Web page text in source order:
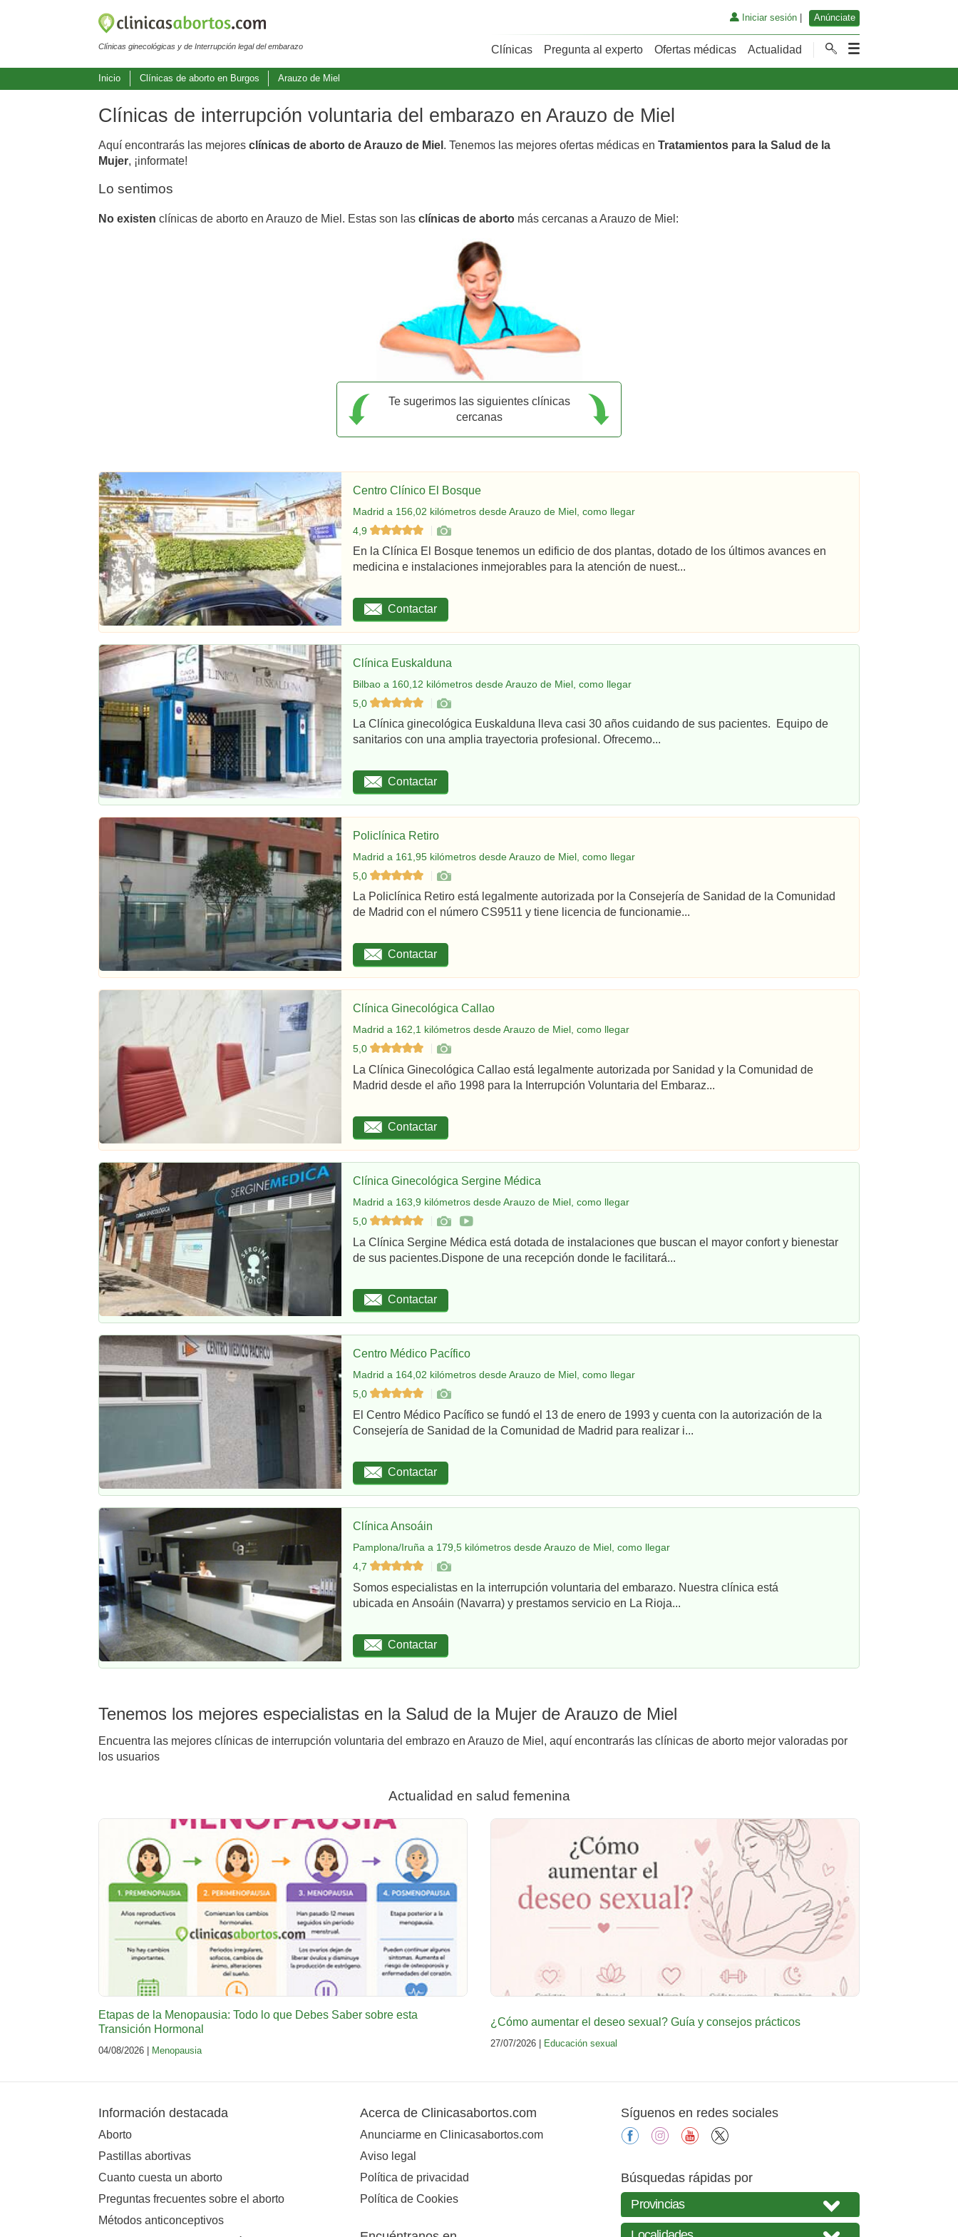
Clínicas ginecológicas y de Interrupción legal del embarazo
Iniciar sesión| Anúnciate
Clínicas Pregunta al experto Ofertas médicas Actualidad
Inicio Clínicas de aborto en Burgos Arauzo de Miel
Clínicas de interrupción voluntaria del embarazo en Arauzo de Miel
Aquí encontrarás las mejores clínicas de aborto de Arauzo de Miel . Tenemos las mejores ofertas médicas en Tratamientos para la Salud de la
Mujer, ¡informate!
Lo sentimos
No existen clínicas de aborto en Arauzo de Miel. Estas son las clínicas de aborto más cercanas a Arauzo de Miel:
Te sugerimos las siguientes clínicas
cercanas
Centro Clínico El Bosque
Madrid a 156,02 kilómetros desde Arauzo de Miel, como llegar
4,9
En la Clínica El Bosque tenemos un edificio de dos plantas, dotado de los últimos avances en
medicina e instalaciones inmejorables para la atención de nuest...
Contactar
Clínica Euskalduna
Bilbao a 160,12 kilómetros desde Arauzo de Miel, como llegar
5,0
La Clínica ginecológica Euskalduna lleva casi 30 años cuidando de sus pacientes. Equipo de
sanitarios con una amplia trayectoria profesional. Ofrecemo...
Contactar
Policlínica Retiro
Madrid a 161,95 kilómetros desde Arauzo de Miel, como llegar
5,0
La Policlínica Retiro está legalmente autorizada por la Consejería de Sanidad de la Comunidad
de Madrid con el número CS9511 y tiene licencia de funcionamie...
Contactar
Clínica Ginecológica Callao
Madrid a 162,1 kilómetros desde Arauzo de Miel, como llegar
5,0
La Clínica Ginecológica Callao está legalmente autorizada por Sanidad y la Comunidad de
Madrid desde el año 1998 para la Interrupción Voluntaria del Embaraz...
Contactar
Clínica Ginecológica Sergine Médica
Madrid a 163,9 kilómetros desde Arauzo de Miel, como llegar
5,0
La Clínica Sergine Médica está dotada de instalaciones que buscan el mayor confort y bienestar
de sus pacientes.Dispone de una recepción donde le facilitará...
Contactar
Centro Médico Pacífico
Madrid a 164,02 kilómetros desde Arauzo de Miel, como llegar
5,0
El Centro Médico Pacífico se fundó el 13 de enero de 1993 y cuenta con la autorización de la
Consejería de Sanidad de la Comunidad de Madrid para realizar i...
Contactar
Clínica Ansoáin
Pamplona/Iruña a 179,5 kilómetros desde Arauzo de Miel, como llegar
4,7
Somos especialistas en la interrupción voluntaria del embarazo. Nuestra clínica está
ubicada en Ansoáin (Navarra) y prestamos servicio en La Rioja...
Contactar
Tenemos los mejores especialistas en la Salud de la Mujer de Arauzo de Miel
Encuentra las mejores clínicas de interrupción voluntaria del embrazo en Arauzo de Miel, aquí encontrarás las clínicas de aborto mejor valoradas por
los usuarios
Actualidad en salud femenina
Etapas de la Menopausia: Todo lo que Debes Saber sobre esta
Transición Hormonal
04/08/2026 | Menopausia
¿Cómo aumentar el deseo sexual? Guía y consejos prácticos
27/07/2026 | Educación sexual
Información destacada
Aborto
Pastillas abortivas
Cuanto cuesta un aborto
Preguntas frecuentes sobre el aborto
Métodos anticonceptivos
Acerca de Clinicasabortos.com
Anunciarme en Clinicasabortos.com
Aviso legal
Política de privacidad
Política de Cookies
Síguenos en redes sociales
facebookinstagramyoutube
Búsquedas rápidas por